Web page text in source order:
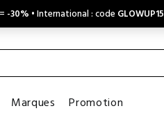
= -30% • International : code GLOWUP15
Marques Promotion